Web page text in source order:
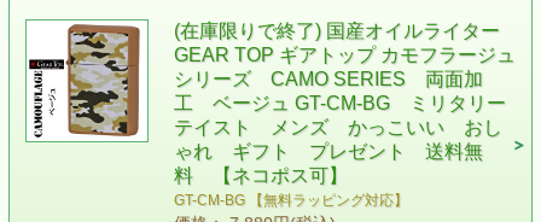
(在庫限りで終了) 国産オイルライター
GEAR TOP ギアトップ カモフラージュ
シリーズ CAMO SERIES 両面加
工 ベージュ GT-CM-BG ミリタリー
テイスト メンズ かっこいい おし
ゃれ ギフト プレゼント 送料無
料 【ネコポス可】
GT-CM-BG 【無料ラッピング対応】